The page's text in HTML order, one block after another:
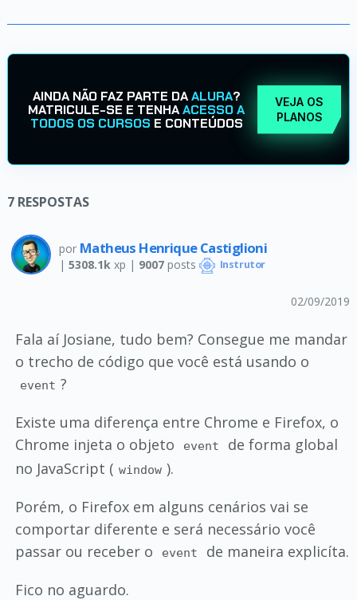
AINDA NÃO FAZ PARTE DAALURA?
MATRICULE-SE E TENHAACESSO A
TODOS OS CURSOS E CONTEÚDOS
VEJA OS
PLANOS
7 RESPOSTAS
por Matheus Henrique Castiglioni
| 5308.1k xp | 9007posts Instrutor
02/09/2019
Fala aí Josiane, tudo bem? Consegue me mandar
o trecho de código que você está usando o
event ?
Existe uma diferença entre Chrome e Firefox, o
Chrome injeta o objeto
event
de forma global
no JavaScript ( window ).
Porém, o Firefox em alguns cenários vai se
comportar diferente e será necessário você
passar ou receber o
event
de maneira explicíta.
Fico no aguardo.